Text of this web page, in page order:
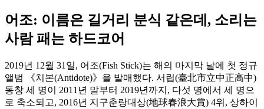
어조: 이름은 길거리 분식 같은데, 소리는
사람 패는 하드코어
2019년 12월 31일, 어조(Fish Stick)는 해의 마지막 날에 첫 정규
앨범 《치본(Antidote)》을 발매했다. 서립(臺北市立中正高中)
동창 세 명이 2011년 말부터 2019년까지, 다섯 명에서 세 명으
로 축소되고, 2016년 지구춘랑대상(地球春浪大賞) 4위, 상하이